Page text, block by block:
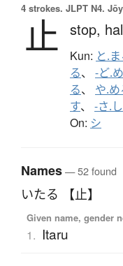
4 strokes. JLPT N4.
止 stop,
Kun: と.
る、 -ど.め
る、 や.め
す、 -さ.し
On: シ
Names— 52 found
いたる 【止】
Given name, gender
1. Itaru